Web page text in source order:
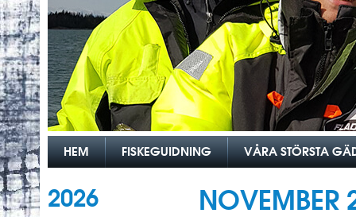
HEM FISKEGUIDNING VÅRA STÖRSTA
2026 NOVEMBER